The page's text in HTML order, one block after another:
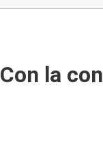
Con la